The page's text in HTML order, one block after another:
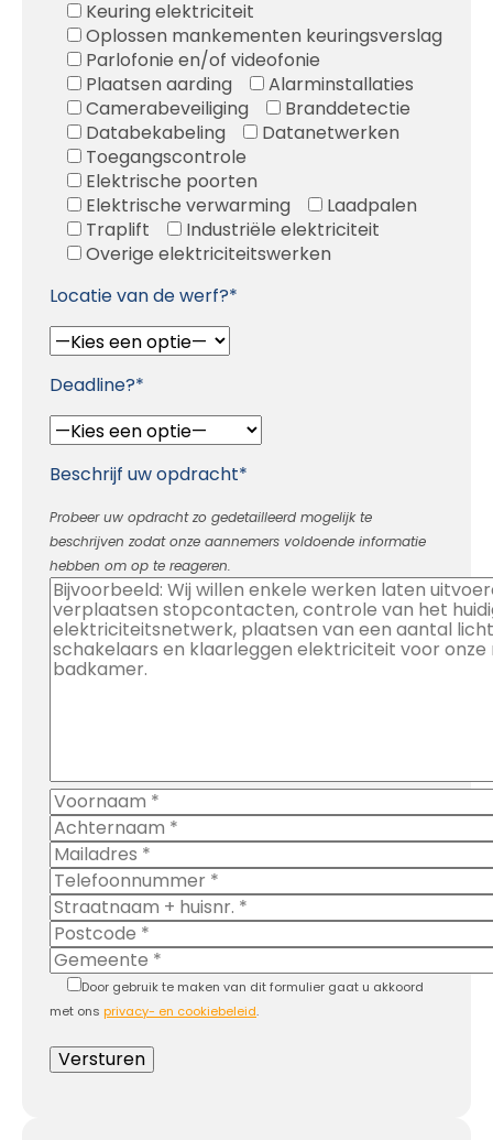
Keuring elektriciteit
Oplossen mankementen keuringsverslag
Parlofonie en/of videofonie
Plaatsen aarding
Alarminstallaties
Camerabeveiliging
Branddetectie
Databekabeling
Datanetwerken
Toegangscontrole
Elektrische poorten
Elektrische verwarming
Laadpalen
Traplift
Industriële elektriciteit
Overige elektriciteitswerken
Locatie van de werf?*
Deadline?*
Beschrijf uw opdracht*
Probeer uw opdracht zo gedetailleerd mogelijk te
beschrijven zodat onze aannemers voldoende informatie
hebben om op te reageren.
Door gebruik te maken van dit formulier gaat u akkoord
met ons privacy- en cookiebeleid.